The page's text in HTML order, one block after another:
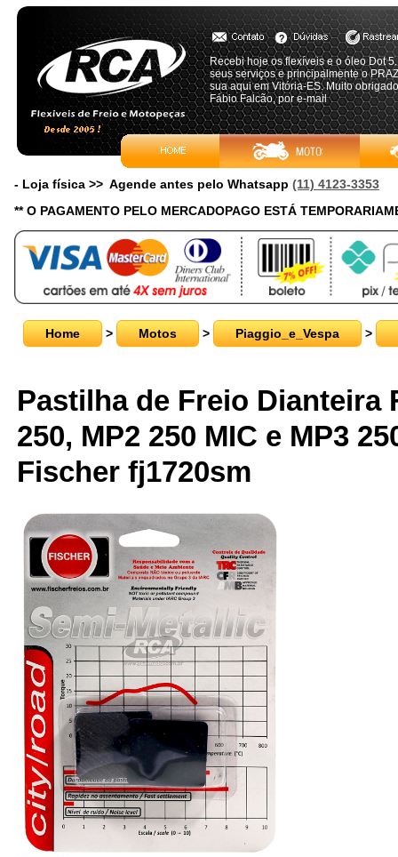
Recebi hoje os flexíveis e o óleo Dot
seus serviços e principalmente o
sua aqui em Vitória-ES. Muito
Fábio Falcão, por e-mail
- Loja física >> Agende antes pelo Whatsapp (11) 4123-3353
** O PAGAMENTO PELO MERCADOPAGO ESTÁ
Home > Motos > Piaggio_e_Vespa >
Pastilha de Freio Dianteira
250, MP2 250 MIC e MP3
Fischer fj1720sm